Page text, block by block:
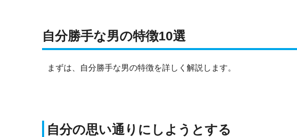
自分勝手な男の特徴10選
まずは、自分勝手な男の特徴を詳しく解説します。
自分の思い通りにしようとする